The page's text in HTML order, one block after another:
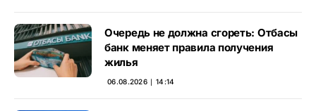
Очередь не должна сгореть: Отбасы
банк меняет правила получения
жилья
06.08.2026 ∣ 14:14